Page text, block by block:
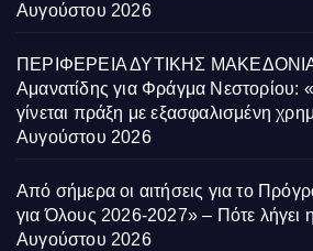
Αυγούστου 2026
ΠΕΡΙΦΕΡΕΙΑ ΔΥΤΙΚΗΣ
Αμανατίδης για Φράγμα Νεστορίου:
γίνεται πράξη με εξασφαλισμένη
Αυγούστου 2026
Από σήμερα οι αιτήσεις για το
για Όλους 2026-2027» – Πότε λήγει
Αυγούστου 2026